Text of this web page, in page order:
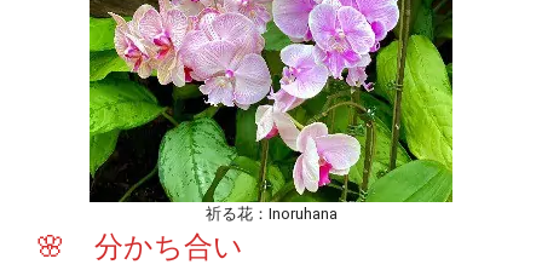
祈る花：Inoruhana
🌸 分かち合い